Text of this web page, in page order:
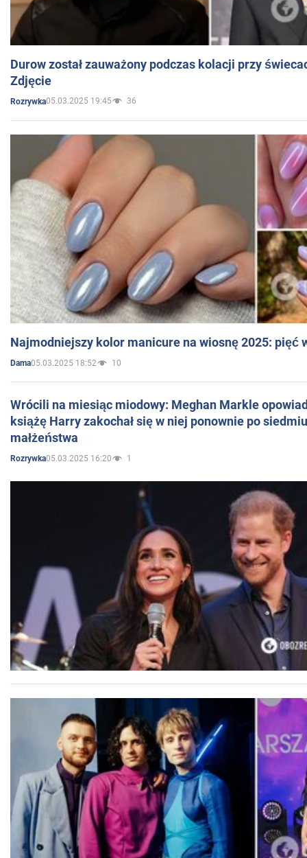
Durow został zauważony podczas kolacji przy
Zdjęcie
Rozrywka05.03.2025 19:45 36
Najmodniejszy kolor manicure na wiosnę 2025: pięć
Dama05.03.2025 18:52 10
Wrócili na miesiąc miodowy: Meghan Markle
książę Harry zakochał się w niej ponownie po
małżeństwa
Rozrywka05.03.2025 16:20 1